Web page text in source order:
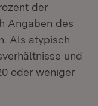
der
Angaben des
Als atypisch
und
oder weniger